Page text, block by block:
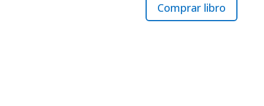
Comprar libro